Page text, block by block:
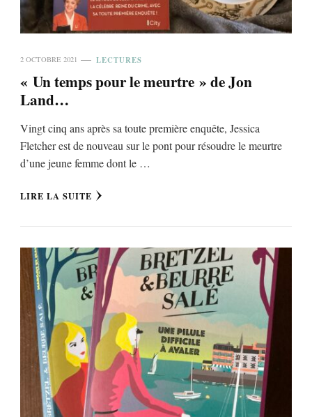
2 OCTOBRE 2021 LECTURES
« Un temps pour le meurtre » de Jon
Land…
Vingt cinq ans après sa toute première enquête, Jessica
Fletcher est de nouveau sur le pont pour résoudre le meurtre
d’une jeune femme dont le …
LIRE LA SUITE